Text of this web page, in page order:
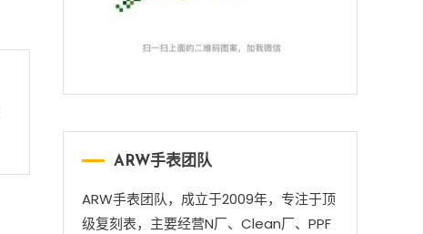
ARW手表团队
ARW手表团队，成立于2009年，专注于顶
级复刻表，主要经营N厂、Clean厂、PPF